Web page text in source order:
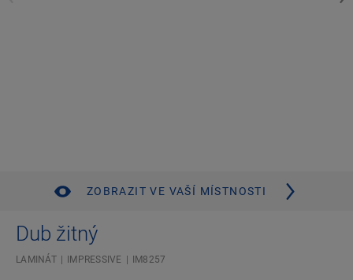
ZOBRAZIT VE VAŠÍ MÍSTNOSTI
Dub žitný
LAMINÁT IMPRESSIVE IM8257